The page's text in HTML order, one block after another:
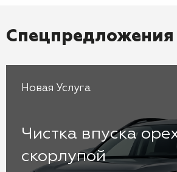
Спецпредложения
Новая Услуга
Чистка впуска
скорлупой